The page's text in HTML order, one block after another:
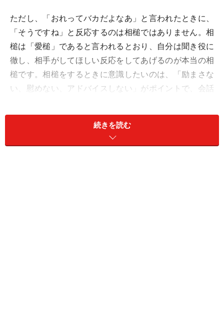
ただし、「おれってバカだよなあ」と言われたときに、
「そうですね」と反応するのは相槌ではありません。相
槌は「愛槌」であると言われるとおり、自分は聞き役に
徹し、相手がしてほしい反応をしてあげるのが本当の相
槌です。相槌をするときに意識したいのは、「励まさな
い、慰めない、アドバイスしない」がポイントで、会話
たとえば誰かに「忙しい」と言われたとき、「大変っス
ね」「がんばってください」「休んだらいかがですか」
続きを読む